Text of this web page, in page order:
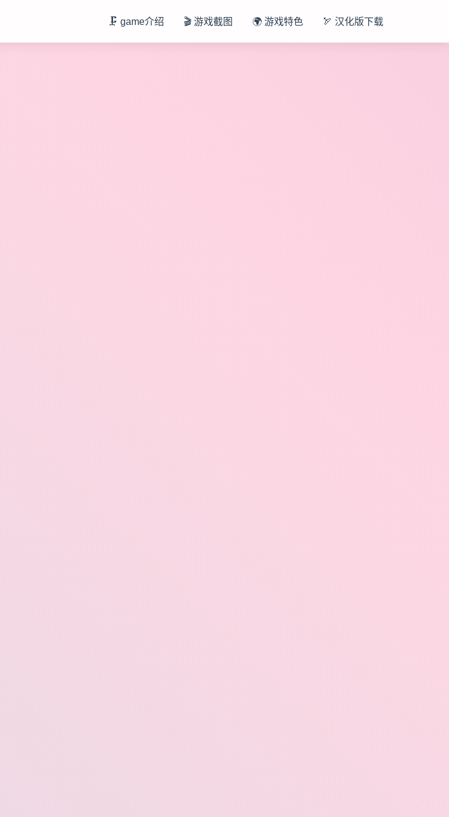
🗜️ game介绍 🎬 游戏截图 🌍 游戏特色 🏹 汉化版下载